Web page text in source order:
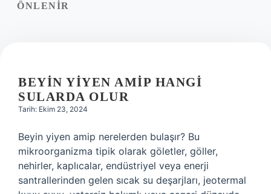
ÖNLENIR
BEYIN YIYEN AMIP HANGI
SULARDA OLUR
Tarih: Ekim 23, 2024
Beyin yiyen amip nerelerden bulaşır? Bu
mikroorganizma tipik olarak göletler, göller,
nehirler, kaplıcalar, endüstriyel veya enerji
santrallerinden gelen sıcak su deşarjları, jeotermal